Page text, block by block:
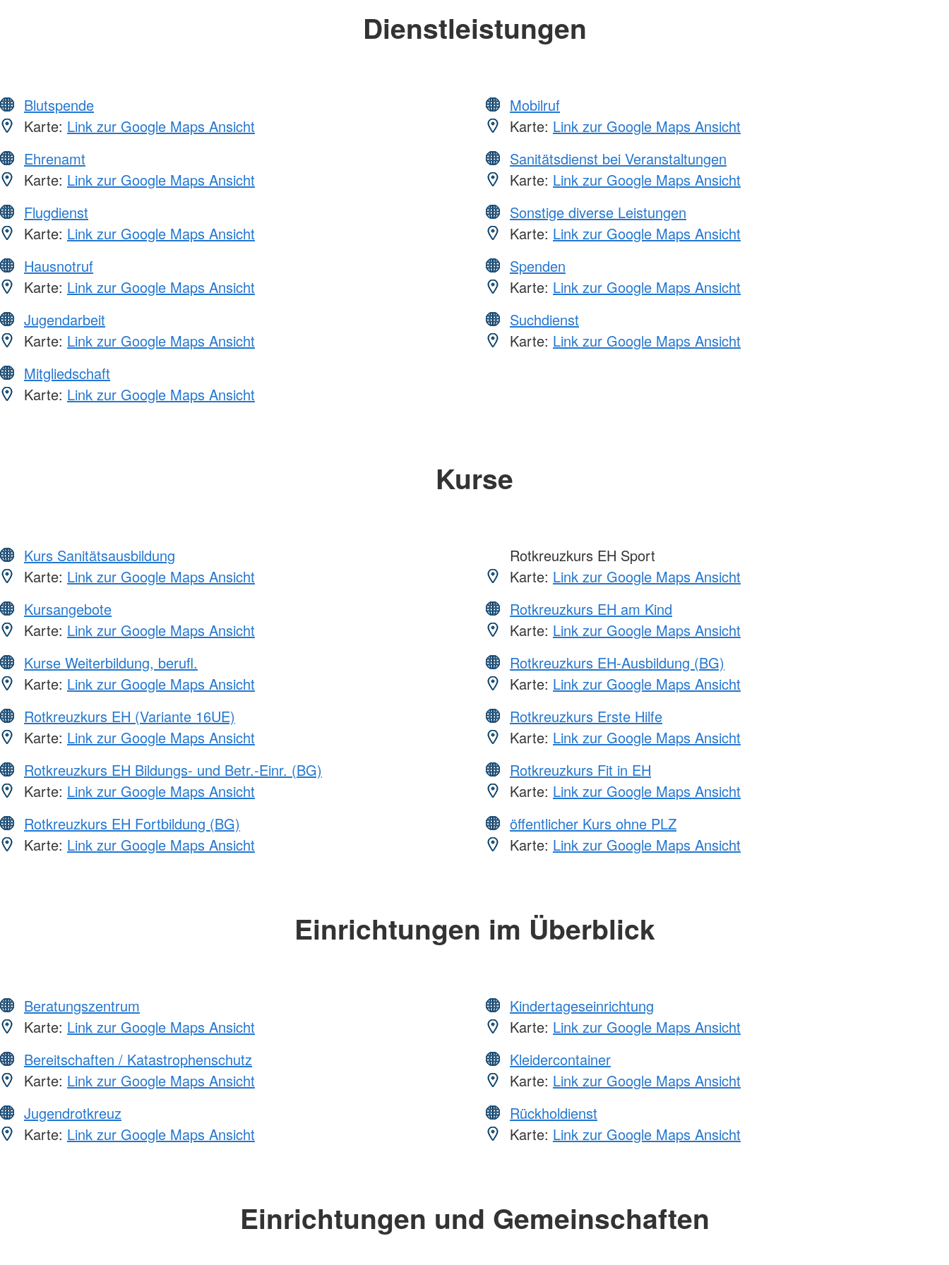
Dienstleistungen
Blutspende
Karte: Link zur Google Maps Ansicht
Ehrenamt
Karte: Link zur Google Maps Ansicht
Flugdienst
Karte: Link zur Google Maps Ansicht
Hausnotruf
Karte: Link zur Google Maps Ansicht
Jugendarbeit
Karte: Link zur Google Maps Ansicht
Mitgliedschaft
Karte: Link zur Google Maps Ansicht
Mobilruf
Karte: Link zur Google Maps Ansicht
Sanitätsdienst bei Veranstaltungen
Karte: Link zur Google Maps Ansicht
Sonstige diverse Leistungen
Karte: Link zur Google Maps Ansicht
Spenden
Karte: Link zur Google Maps Ansicht
Suchdienst
Karte: Link zur Google Maps Ansicht
Kurse
Kurs Sanitätsausbildung
Karte: Link zur Google Maps Ansicht
Kursangebote
Karte: Link zur Google Maps Ansicht
Kurse Weiterbildung, berufl.
Karte: Link zur Google Maps Ansicht
Rotkreuzkurs EH (Variante 16UE)
Karte: Link zur Google Maps Ansicht
Rotkreuzkurs EH Bildungs- und Betr.-Einr. (BG)
Karte: Link zur Google Maps Ansicht
Rotkreuzkurs EH Fortbildung (BG)
Karte: Link zur Google Maps Ansicht
Rotkreuzkurs EH Sport
Karte: Link zur Google Maps Ansicht
Rotkreuzkurs EH am Kind
Karte: Link zur Google Maps Ansicht
Rotkreuzkurs EH-Ausbildung (BG)
Karte: Link zur Google Maps Ansicht
Rotkreuzkurs Erste Hilfe
Karte: Link zur Google Maps Ansicht
Rotkreuzkurs Fit in EH
Karte: Link zur Google Maps Ansicht
öffentlicher Kurs ohne PLZ
Karte: Link zur Google Maps Ansicht
Einrichtungen im Überblick
Beratungszentrum
Karte: Link zur Google Maps Ansicht
Bereitschaften / Katastrophenschutz
Karte: Link zur Google Maps Ansicht
Jugendrotkreuz
Karte: Link zur Google Maps Ansicht
Kindertageseinrichtung
Karte: Link zur Google Maps Ansicht
Kleidercontainer
Karte: Link zur Google Maps Ansicht
Rückholdienst
Karte: Link zur Google Maps Ansicht
Einrichtungen und Gemeinschaften